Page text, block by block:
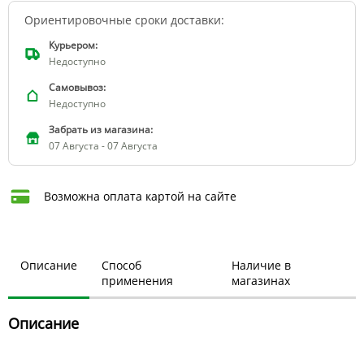
Ориентировочные сроки доставки:
Курьером:
Недоступно
Самовывоз:
Недоступно
Забрать из магазина:
07 Августа - 07 Августа
Возможна оплата картой на сайте
Описание
Способ
применения
Наличие в
магазинах
Описание